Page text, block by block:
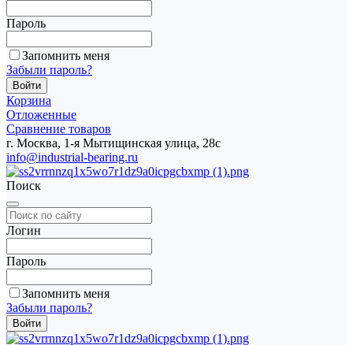
Пароль
Запомнить меня
Забыли пароль?
Корзина
Отложенные
Сравнение товаров
г. Москва, 1-я Мытищинская улица, 28с
info@industrial-bearing.ru
Поиск
Логин
Пароль
Запомнить меня
Забыли пароль?